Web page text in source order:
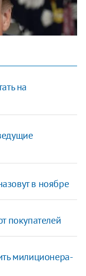
на
в ноябре
покупателей
милиционера-